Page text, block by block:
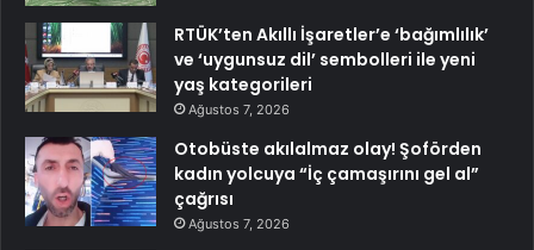
RTÜK’ten Akıllı İşaretler’e ‘bağımlılık’
ve ‘uygunsuz dil’ sembolleri ile yeni
yaş kategorileri
Ağustos 7, 2026
Otobüste akılalmaz olay! Şoförden
kadın yolcuya “İç çamaşırını gel al”
çağrısı
Ağustos 7, 2026